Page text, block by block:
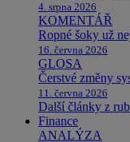
4. srpna 2026
KOMENTÁŘ
Ropné šoky už
16. června 2026
GLOSA
Čerstvé změny
11. června 2026
Další články z
Finance
ANALÝZA